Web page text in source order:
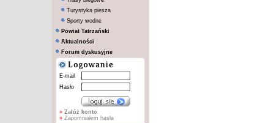
Turystyka piesza
Sporty wodne
Powiat Tatrzański
Aktualności
Forum dyskusyjne
E-mail
Hasło
» Załóż konto
» Zapomniałem hasła